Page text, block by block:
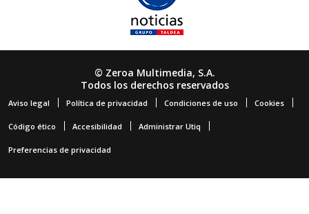
© Zeroa Multimedia, S.A.
Todos los derechos reservados
Aviso legal Política de privacidad Condiciones de uso Cookies
Código ético Accesibilidad Administrar Utiq
Preferencias de privacidad